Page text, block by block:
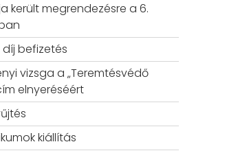
került megrendezésre a 6.
díj befizetés
vizsga a „Teremtésvédő
elnyeréséért
kiállítás